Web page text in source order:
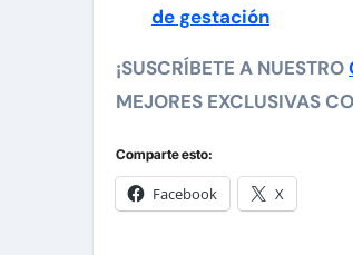
de gestación
¡SUSCRÍBETE A NUESTRO
MEJORES EXCLUSIVAS
Comparte esto:
Facebook X